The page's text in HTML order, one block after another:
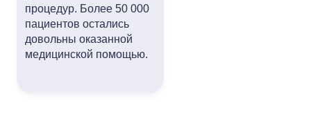
процедур. Более 50 000
пациентов остались
довольны оказанной
медицинской помощью.